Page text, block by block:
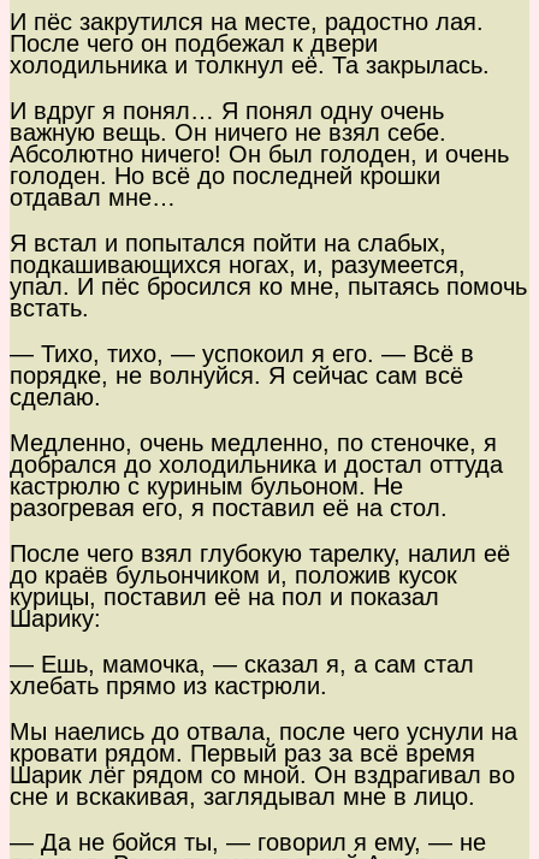
И пёс закрутился на месте, радостно лая.
После чего он подбежал к двери
холодильника и толкнул её. Та закрылась.
И вдруг я понял… Я понял одну очень
важную вещь. Он ничего не взял себе.
Абсолютно ничего! Он был голоден, и очень
голоден. Но всё до последней крошки
отдавал мне…
Я встал и попытался пойти на слабых,
подкашивающихся ногах, и, разумеется,
упал. И пёс бросился ко мне, пытаясь помочь
встать.
— Тихо, тихо, — успокоил я его. — Всё в
порядке, не волнуйся. Я сейчас сам всё
сделаю.
Медленно, очень медленно, по стеночке, я
добрался до холодильника и достал оттуда
кастрюлю с куриным бульоном. Не
разогревая его, я поставил её на стол.
После чего взял глубокую тарелку, налил её
до краёв бульончиком и, положив кусок
курицы, поставил её на пол и показал
Шарику:
— Ешь, мамочка, — сказал я, а сам стал
хлебать прямо из кастрюли.
Мы наелись до отвала, после чего уснули на
кровати рядом. Первый раз за всё время
Шарик лёг рядом со мной. Он вздрагивал во
сне и вскакивая, заглядывал мне в лицо.
— Да не бойся ты, — говорил я ему, — не